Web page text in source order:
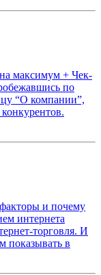
максимум + Чек-
по
“О компании”,
и почему
интернета
торговля. И
показывать в